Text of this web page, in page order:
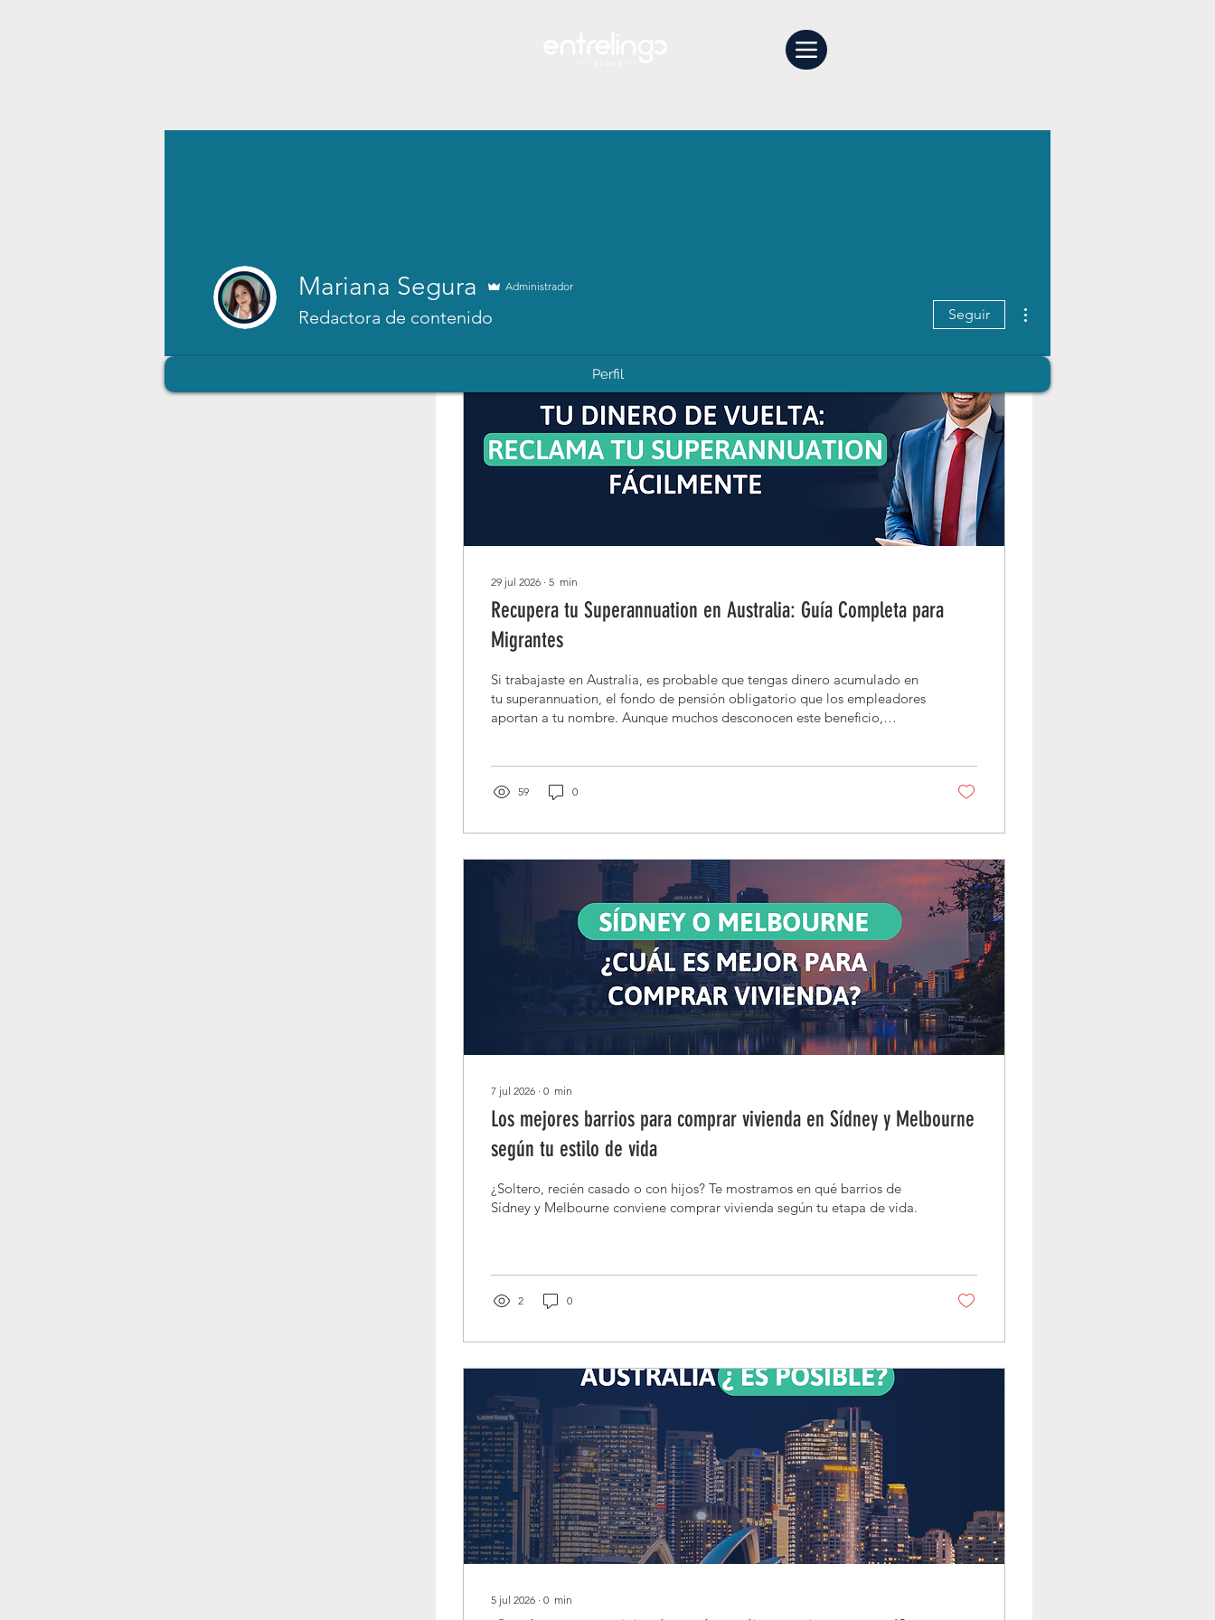
Entradas
29 jul 2026 ∙ 5 min
Recupera tu Superannuation en Australia: Guía Completa para
Migrantes
Si trabajaste en Australia, es probable que tengas dinero acumulado en
tu superannuation, el fondo de pensión obligatorio que los empleadores
aportan a tu nombre. Aunque muchos desconocen este beneficio,
59 0
7 jul 2026 ∙ 0 min
Los mejores barrios para comprar vivienda en Sídney y Melbourne
según tu estilo de vida
¿Soltero, recién casado o con hijos? Te mostramos en qué barrios de
Sídney y Melbourne conviene comprar vivienda según tu etapa de vida.
2 0
5 jul 2026 ∙ 0 min
Mariana Segura Administrador
Redactora de contenido Seguir
Perfil